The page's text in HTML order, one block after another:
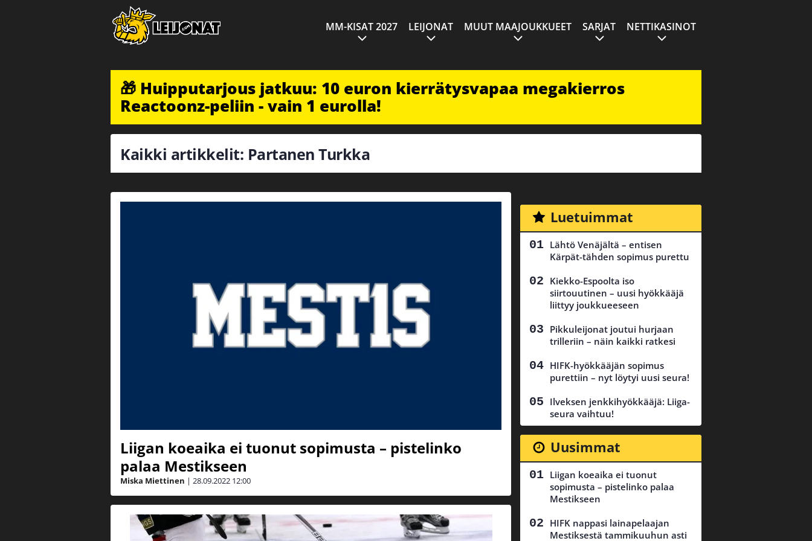
MM-KISAT 2027 LEIJONAT MUUT MAAJOUKKUEET SARJAT NETTIKASINOT
🎁 Huipputarjous jatkuu: 10 euron kierrätysvapaa megakierros
Reactoonz-peliin - vain 1 eurolla!
Kaikki artikkelit: Partanen Turkka
Liigan koeaika ei tuonut sopimusta – pistelinko
palaa Mestikseen
Miska Miettinen | 28.09.2022 12:00
Luetuimmat
Lähtö Venäjältä – entisen
Kärpät-tähden sopimus purettu
Kiekko-Espoolta iso
siirtouutinen – uusi hyökkääjä
liittyy joukkueeseen
Pikkuleijonat joutui hurjaan
trilleriin – näin kaikki ratkesi
HIFK-hyökkääjän sopimus
purettiin – nyt löytyi uusi seura!
Ilveksen jenkkihyökkääjä: Liiga-
seura vaihtuu!
Uusimmat
Liigan koeaika ei tuonut
sopimusta – pistelinko palaa
Mestikseen
HIFK nappasi lainapelaajan
Mestiksestä tammikuuhun asti